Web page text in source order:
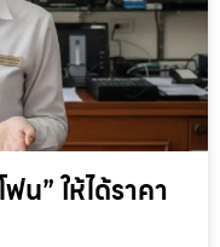
น” ให้ได้ราคา